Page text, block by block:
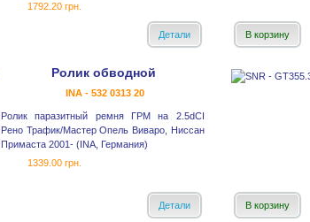
1792.20 грн.
Детали В корзину
Ролик обводной
INA - 532 0313 20
Ролик паразитный ремня ГРМ на 2.5dCI
Рено Трафик/Мастер Опель Виваро, Ниссан
Примаста 2001- (INA, Германия)
1339.00 грн.
Детали В корзину